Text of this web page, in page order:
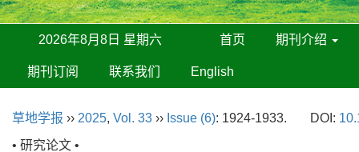
2026年8月8日 星期六 首页 期刊介绍
期刊订阅 联系我们 English
草地学报 ›› 2025, Vol. 33 ›› Issue (6): 1924-1933. DOI:
• 研究论文 •